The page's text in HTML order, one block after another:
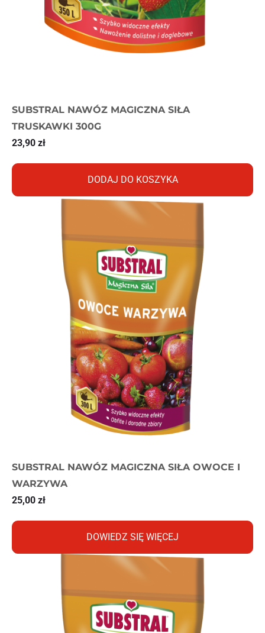
SUBSTRAL NAWÓZ MAGICZNA SIŁA
TRUSKAWKI 300G
23,90 zł
DODAJ DO KOSZYKA
SUBSTRAL NAWÓZ MAGICZNA SIŁA OWOCE I
WARZYWA
25,00 zł
DOWIEDZ SIĘ WIĘCEJ